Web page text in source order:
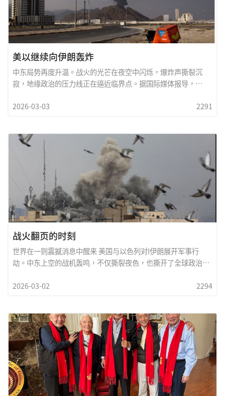
特（Jasmine Crockett）与州议员詹姆斯&middot;塔拉里科
（James Talarico）两位新生代政治人物争夺参议员提名，希望
打破共和党长期主导德州政治的格局。 ￼除了参议员之战，多个国
会眾议院选区也因重新划分选区而变得更加激烈。一些资深议员
遭到党内挑战，部分选区甚至出现保守派与建制派的正面对决，
显着上升。提前投票已超过250万张，创下歷
美以继续向伊朗轰炸
中东局势再度升温。战火的光芒在夜空中闪烁，爆炸声撕裂沉
寂，地缘政治的压力线正在逼近临界点。据国际媒体报导，
库存、无人机基地与疑似核相关设施。United States则在区域内
战略逻辑：威慑与反威慑以色列长期视伊朗核计画為生存威胁。
伊朗则以区域代理势力与飞弹能力作為反制手段。在「威慑」与
「反威慑」的博弈中，任何一次打击都可能触发更大规模的报
復。双方目前仍维持在「有限冲突」的框架内，但误判风险正在
上升。二、能源与金融市场震盪中东战火最直接影响的是能源市
场。原油价格迅速上扬，航运保险费率提高，全球股市出现波
动。对於能源重镇如Houston而言，这既是风险，也是机遇。油
价上升可能刺激德州能源產业，但全球经济不确
2026-03-03 2291
战火翻页的时刻
世界在一则震撼消息中醒来 美国与以色列对I伊朗展开军事行
动。中东上空的战机轰鸣，不仅撕裂夜色，也撕开了全球政治的
裁与外交僵局，早已将紧张推至临界点。当谈判失去信任，当红
全球战略威信；对伊朗而言，则是主权与区域影响力的防卫。然
而，战火从来不会停留在单一国界。霍尔木兹海峡的油轮航道可
能动盪，全球能源市场将承受压力；金融市场的避险情绪升温，
资本迅速流动；区域内的代理力量蠢蠢欲动，战线可能在无形中
延伸。更深远的影响，在於大国博弈的再度升温。Russia与
China的立场与行动，将左右国际秩序的未来走向。若全球逐渐
形成对立阵营，世界或将步入更分裂的时代。歷史
2026-03-02 2294